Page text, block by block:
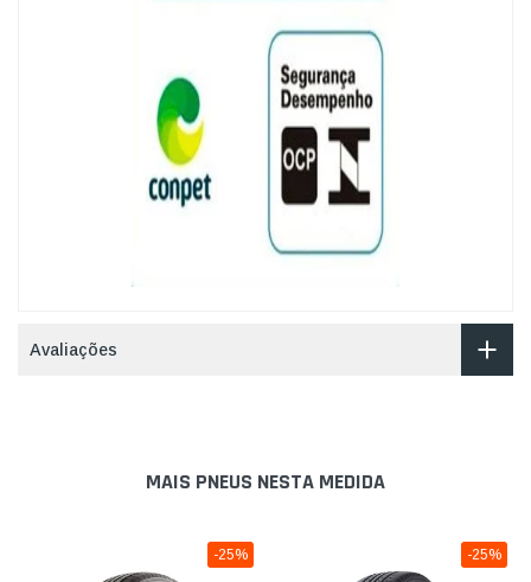
Avaliações
MAIS PNEUS NESTA MEDIDA
-25% -25%